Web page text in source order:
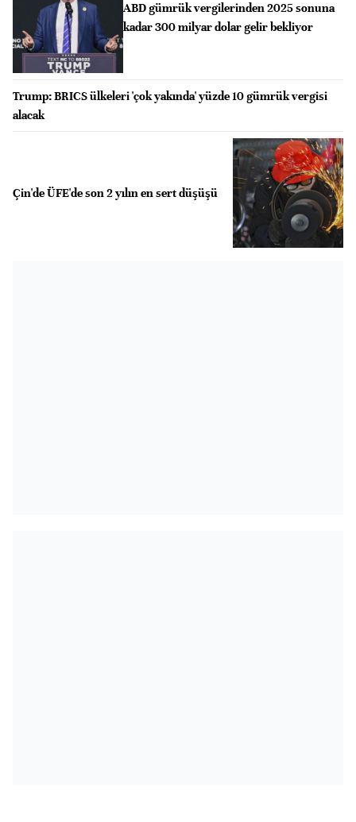
ABD gümrük vergilerinden 2025 sonuna
kadar 300 milyar dolar gelir bekliyor
Trump: BRICS ülkeleri 'çok yakında' yüzde 10 gümrük vergisi
alacak
Çin'de ÜFE'de son 2 yılın en sert düşüşü